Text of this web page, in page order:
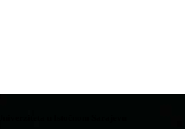
u Istočnom Sarajevu